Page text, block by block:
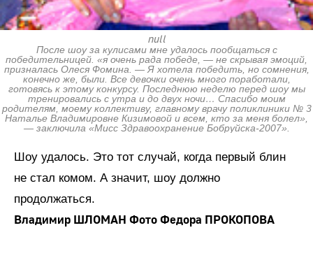
null
После шоу за кулисами мне удалось пообщаться с
победительницей. «я очень рада победе, — не скрывая эмоций,
призналась Олеся Фомина. — Я хотела победить, но сомнения,
конечно же, были. Все девочки очень много поработали,
готовясь к этому конкурсу. Последнюю неделю перед шоу мы
тренировались с утра и до двух ночи… Спасибо моим
родителям, моему коллективу, главному врачу поликлиники № 3
Наталье Владимировне Кизимовой и всем, кто за меня болел»,
— заключила «Мисс Здравоохранение Бобруйска-2007».
Шоу удалось. Это тот случай, когда первый блин
не стал комом. А значит, шоу должно
продолжаться.
Владимир ШЛОМАН Фото Федора ПРОКОПОВА